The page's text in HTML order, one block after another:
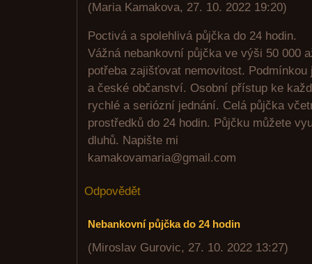
(Maria Kamakova, 27. 10. 2022 19:20)
Poctivá a spolehlivá půjčka do 24 hodin.
Vážná nebankovní půjčka ve výši 50 000
potřeba zajišťovat nemovitost.
a české občanství. Osobní přístup ke
rychlé a seriózní jednání. Celá půjčka
prostředků do 24 hodin. Půjčku můžete
dluhů. Napište mi
kamakovamaria@gmail.com
Odpovědět
Nebankovní půjčka do 24 hodin
(Miroslav Gurovic, 27. 10. 2022 13:27)